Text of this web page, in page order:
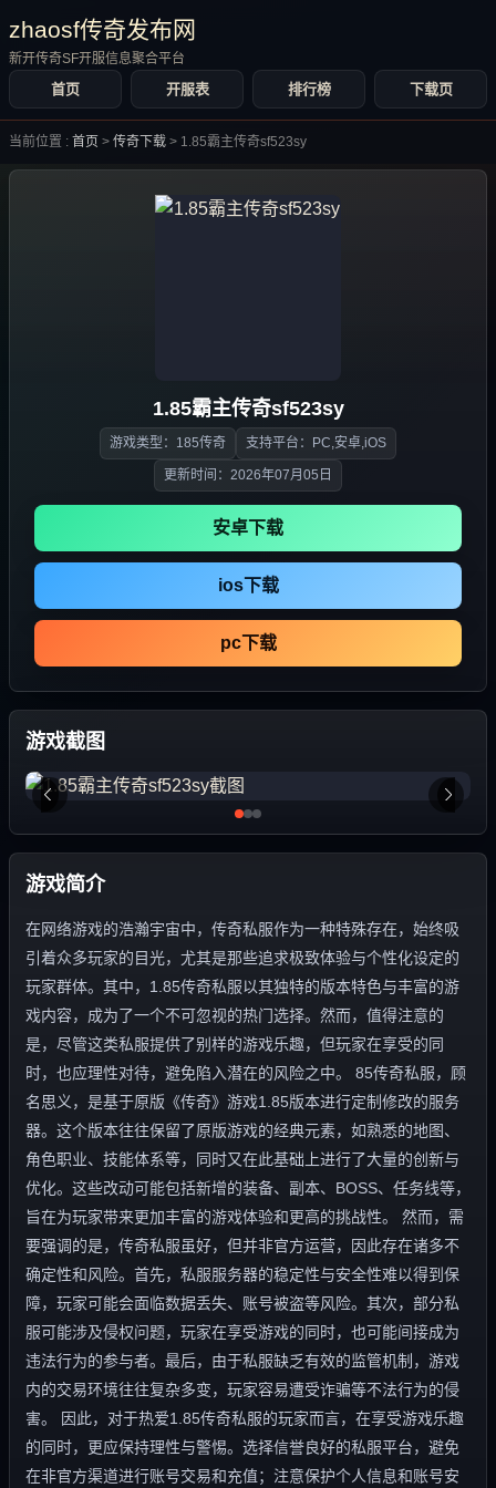
zhaosf传奇发布网
新开传奇SF开服信息聚合平台
首页 开服表 排行榜 下载页
当前位置 : 首页 > 传奇下载 > 1.85霸主传奇sf523sy
1.85霸主传奇sf523sy
游戏类型：185传奇 支持平台：PC,安卓,iOS
更新时间：2026年07月05日
安卓下载
ios下载
pc下载
游戏截图
游戏简介
在网络游戏的浩瀚宇宙中，传奇私服作为一种特殊存在，始终吸
引着众多玩家的目光，尤其是那些追求极致体验与个性化设定的
玩家群体。其中，1.85传奇私服以其独特的版本特色与丰富的游
戏内容，成为了一个不可忽视的热门选择。然而，值得注意的
是，尽管这类私服提供了别样的游戏乐趣，但玩家在享受的同
时，也应理性对待，避免陷入潜在的风险之中。 85传奇私服，顾
名思义，是基于原版《传奇》游戏1.85版本进行定制修改的服务
器。这个版本往往保留了原版游戏的经典元素，如熟悉的地图、
角色职业、技能体系等，同时又在此基础上进行了大量的创新与
优化。这些改动可能包括新增的装备、副本、BOSS、任务线等，
旨在为玩家带来更加丰富的游戏体验和更高的挑战性。 然而，需
要强调的是，传奇私服虽好，但并非官方运营，因此存在诸多不
确定性和风险。首先，私服服务器的稳定性与安全性难以得到保
障，玩家可能会面临数据丢失、账号被盗等风险。其次，部分私
服可能涉及侵权问题，玩家在享受游戏的同时，也可能间接成为
违法行为的参与者。最后，由于私服缺乏有效的监管机制，游戏
内的交易环境往往复杂多变，玩家容易遭受诈骗等不法行为的侵
害。 因此，对于热爱1.85传奇私服的玩家而言，在享受游戏乐趣
的同时，更应保持理性与警惕。选择信誉良好的私服平台，避免
在非官方渠道进行账号交易和充值；注意保护个人信息和账号安